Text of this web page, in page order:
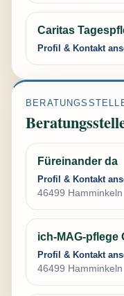
Caritas
Profil & Kontakt
Füreinander da
Profil & Kontakt
46499 Hamminkeln
ich-MAG-pflege
Profil & Kontakt
46499 Hamminkeln